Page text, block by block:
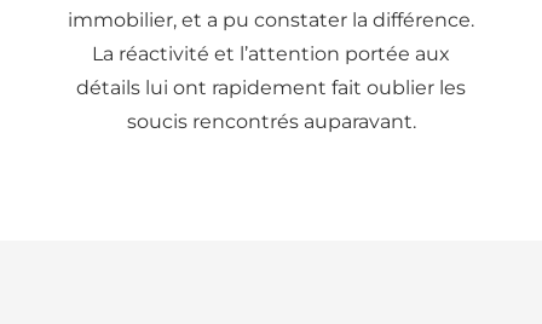
immobilier, et a pu constater la différence.
La réactivité et l’attention portée aux
détails lui ont rapidement fait oublier les
soucis rencontrés auparavant.